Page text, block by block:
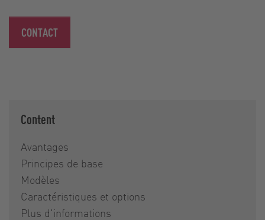
CONTACT
Content
Avantages
Principes de base
Modèles
Caractéristiques et options
Plus d'informations